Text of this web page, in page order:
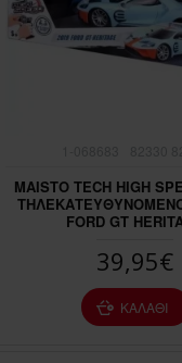
MAISTO TECH HIGH
ΤΗΛΕΚΑΤΕΥΘΥΝΟΜΕΝΟ
FORD GT
39,95€
ΚΑΛΆΘΙ